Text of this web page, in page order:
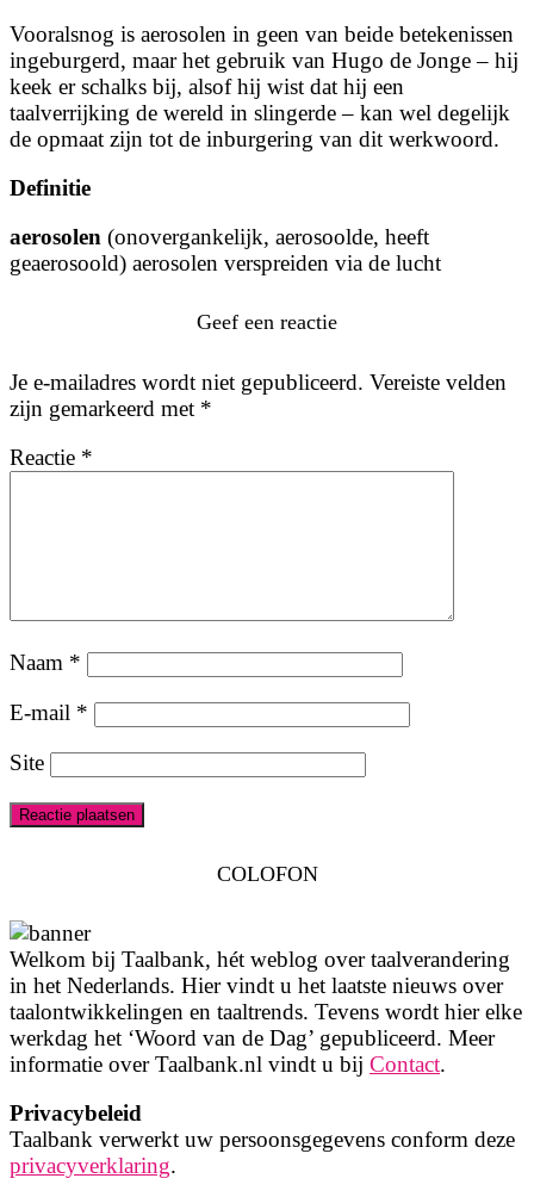
Vooralsnog is aerosolen in geen van beide betekenissen
ingeburgerd, maar het gebruik van Hugo de Jonge – hij
keek er schalks bij, alsof hij wist dat hij een
taalverrijking de wereld in slingerde – kan wel degelijk
de opmaat zijn tot de inburgering van dit werkwoord.
Definitie
aerosolen (onovergankelijk, aerosoolde, heeft
geaerosoold) aerosolen verspreiden via de lucht
Geef een reactie
Je e-mailadres wordt niet gepubliceerd. Vereiste velden
zijn gemarkeerd met *
Reactie *
Naam *
E-mail *
Site
COLOFON
Welkom bij Taalbank, hét weblog over taalverandering
in het Nederlands. Hier vindt u het laatste nieuws over
taalontwikkelingen en taaltrends. Tevens wordt hier elke
werkdag het ‘Woord van de Dag’ gepubliceerd. Meer
informatie over Taalbank.nl vindt u bij Contact.
Privacybeleid
Taalbank verwerkt uw persoonsgegevens conform deze
privacyverklaring.